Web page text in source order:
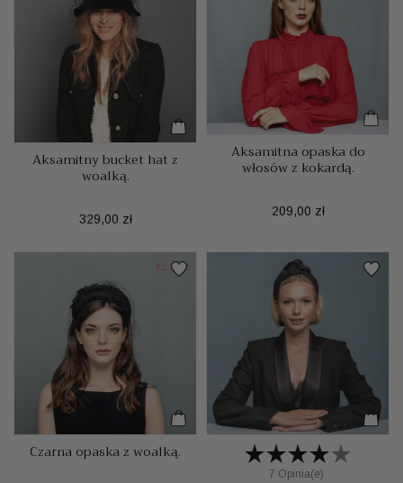
Aksamitny bucket hat z
woalką.
Cena
329,00 zł
Aksamitna opaska do
włosów z kokardą.
Cena
209,00 zł
Czarna opaska z woalką.
7 Opinia(e)